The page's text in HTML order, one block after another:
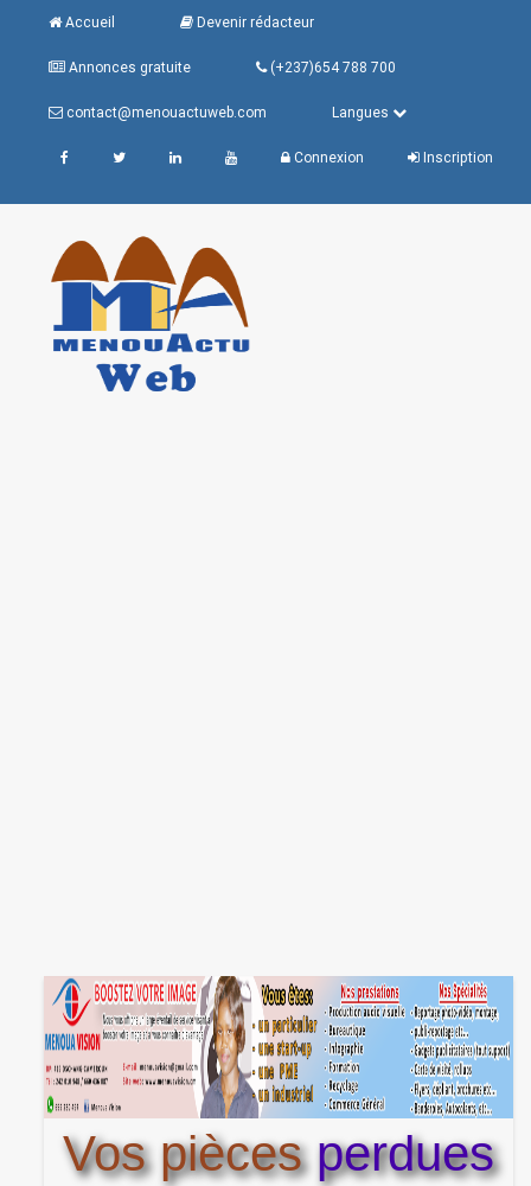
Accueil Devenir rédacteur
Annonces gratuite (+237)654 788 700
contact@menouactuweb.com Langues
Connexion Inscription
Vos piècesperdues